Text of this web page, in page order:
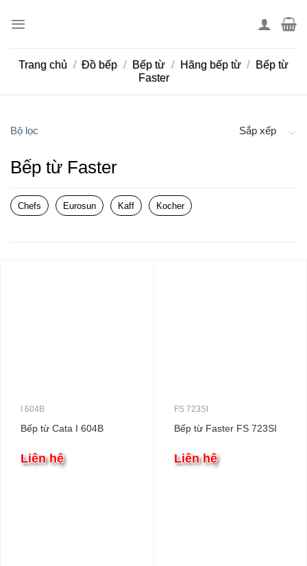
Trang chủ / Đồ bếp / Bếp từ / Hãng bếp từ /
Bếp từ
Faster
Bộ lọc Sắp xếp
Bếp từ Faster
Chefs Eurosun Kaff Kocher
I 604B
Bếp từ Cata I 604B
Liên hệ
FS 723SI
Bếp từ Faster FS 723SI
Liên hệ